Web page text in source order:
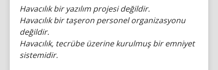
Havacılık bir yazılım projesi değildir.
Havacılık bir taşeron personel organizasyonu
değildir.
Havacılık, tecrübe üzerine kurulmuş bir emniyet
sistemidir.